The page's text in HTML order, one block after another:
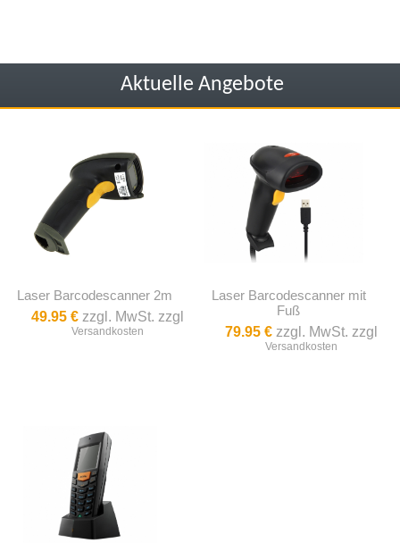
Aktuelle Angebote
Laser Barcodescanner 2m
49.95 €zzgl. MwSt. zzgl
Versandkosten
Laser Barcodescanner mit
Fuß
79.95 € zzgl. MwSt. zzgl
Versandkosten